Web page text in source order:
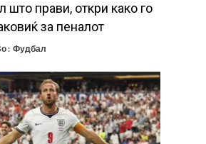
што прави, откри како го
за пеналот
: Фудбал